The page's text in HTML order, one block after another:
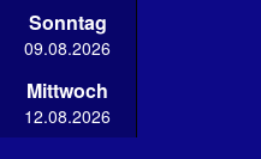
Sonntag
09.08.2026
Mittwoch
12.08.2026